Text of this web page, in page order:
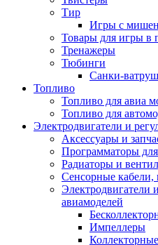
Тир
Игры с
Товары для игры в
Тренажеры
Тюбинги
Санки-
Топливо
Топливо для авиа
Топливо для
Электродвигатели и
Аксессуары и
Программаторы для
Радиаторы и
Сенсорные кабели,
Электродвигатели
авиамоделей
Импеллеры